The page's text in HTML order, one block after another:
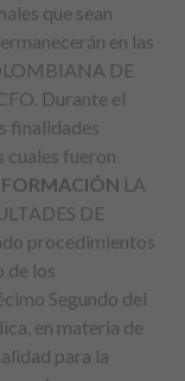
que sean
en las
DE
Durante el
finalidades
cuales fueron
LA
DE
procedimientos
de los
Segundo del
en materia de
para la